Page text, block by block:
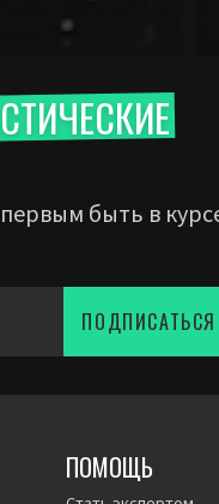
быть в
ПОДПИСАТЬСЯ
ПОМОЩЬ